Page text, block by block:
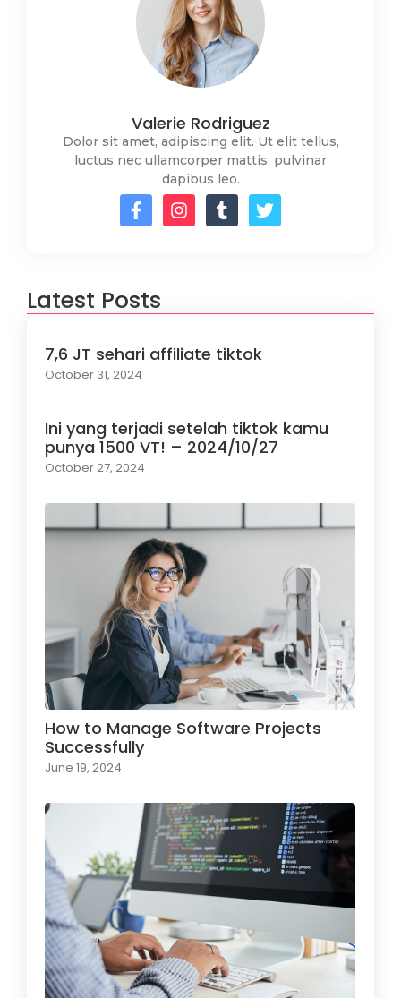
Valerie Rodriguez
Dolor sit amet, adipiscing elit. Ut elit tellus,
luctus nec ullamcorper mattis, pulvinar
dapibus leo.
Latest Posts
7,6 JT sehari affiliate tiktok
October 31, 2024
Ini yang terjadi setelah tiktok kamu
punya 1500 VT! – 2024/10/27
October 27, 2024
How to Manage Software Projects
Successfully
June 19, 2024